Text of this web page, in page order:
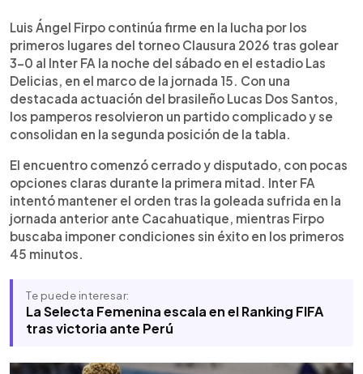
Escuchar artículo
Firpo goleó 3-0 al Inter FA con doblete de Lucas
Dos Santos y un gol olímpico de Víctor García,
consolidándose en el segundo lugar con 32
puntos, a cuatro del líder FAS. Inter suma su
segunda derrota consecutiva y se queda quinto.
En otro partido, Alianza empató 3-3 ante Platense
en un duelo lleno de emociones. Carlos Bogotá
adelantó a Platense, pero Gustavo Moura firmó un
hat-trick para los albos. Sin embargo, su expulsión
y un error del portero Rauda permitieron el
empate final. Alianza es tercero con 26 puntos,
mientras Platense se mantiene noveno con 13.
Luis Ángel Firpo continúa firme en la lucha por los
primeros lugares del torneo Clausura 2026 tras golear
3-0 al Inter FA la noche del sábado en el estadio Las
Delicias, en el marco de la jornada 15. Con una
destacada actuación del brasileño Lucas Dos Santos,
los pamperos resolvieron un partido complicado y se
consolidan en la segunda posición de la tabla.
El encuentro comenzó cerrado y disputado, con pocas
opciones claras durante la primera mitad. Inter FA
intentó mantener el orden tras la goleada sufrida en la
jornada anterior ante Cacahuatique, mientras Firpo
buscaba imponer condiciones sin éxito en los primeros
45 minutos.
Te puede interesar:
La Selecta Femenina escala en el Ranking FIFA
tras victoria ante Perú